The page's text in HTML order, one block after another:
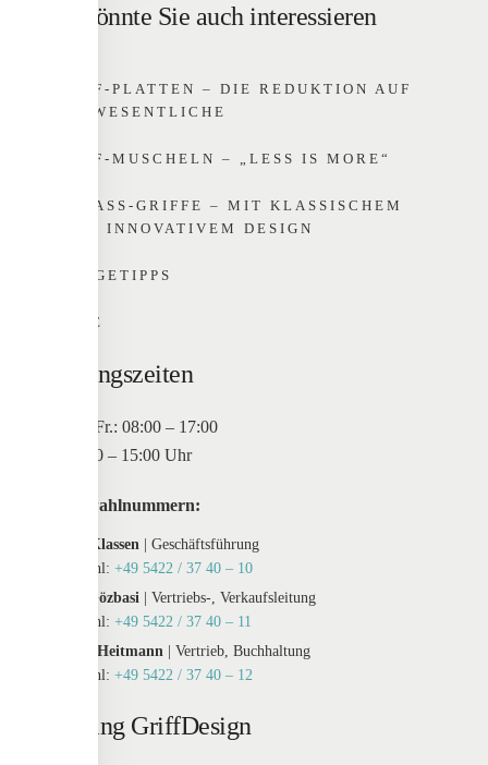
Das könnte Sie auch interessieren
GRIFF-PLATTEN – DIE REDUKTION AUF
DAS WESENTLICHE
GRIFF-MUSCHELN – „LESS IS MORE“
EINLASS-GRIFFE – MIT KLASSISCHEM O
DER INNOVATIVEM DESIGN
PFLEGETIPPS
HOME
Öffnungszeiten
Mo. bis Fr.: 08:00 – 17:00
Sa: 10:00 – 15:00 Uhr
Durchwahlnummern:
Maxim Klassen | Geschäftsführung
Durchwahl: +49 5422 / 37 40 – 10
Tayfur Gözbasi | Vertriebs-, Verkaufsleitung
Durchwahl: +49 5422 / 37 40 – 11
Susanne Heitmann | Vertrieb, Buchhaltung
Durchwahl: +49 5422 / 37 40 – 12
Werding GriffDesign